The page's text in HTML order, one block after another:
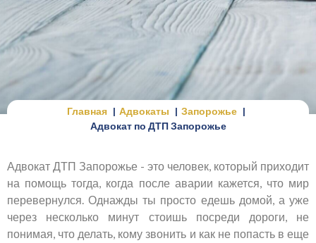
Главная Адвокаты
Запорожье
Адвокат по ДТП Запорожье
Адвокат ДТП Запорожье - это человек, который приходит
на помощь тогда, когда после аварии кажется, что мир
перевернулся. Однажды ты просто едешь домой, а уже
через несколько минут стоишь посреди дороги, не
понимая, что делать, кому звонить и как не попасть в еще